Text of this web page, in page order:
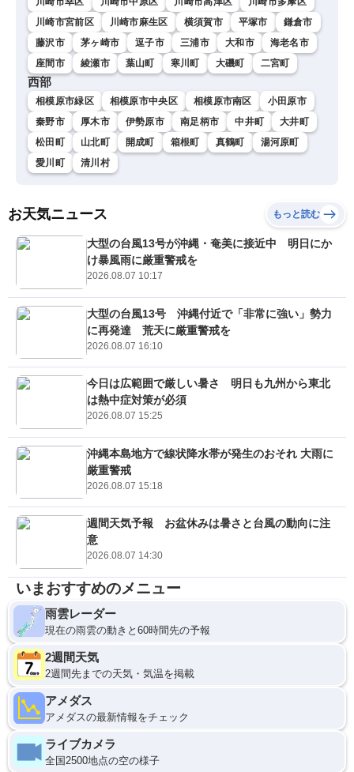
川崎市宮前区
川崎市麻生区 横須賀市 平塚市
鎌倉市
藤沢市
茅ヶ崎市 逗子市 三浦市 大和市
海老名市
座間市
綾瀬市 葉山町 寒川町 大磯町 二宮町
西部
相模原市緑区 相模原市中央区 相模原市南区
小田原市
秦野市
厚木市 伊勢原市 南足柄市 中井町
大井町
松田町
山北町 開成町 箱根町 真鶴町
湯河原町
愛川町
清川村
お天気ニュース もっと読む
大型の台風13号が沖縄・奄美に接近中 明日にか
け暴風雨に厳重警戒を
2026.08.07 10:17
大型の台風13号 沖縄付近で「非常に強い」勢力
に再発達 荒天に厳重警戒を
2026.08.07 16:10
今日は広範囲で厳しい暑さ 明日も九州から東北
は熱中症対策が必須
2026.08.07 15:25
沖縄本島地方で線状降水帯が発生のおそれ 大雨に
厳重警戒
2026.08.07 15:18
週間天気予報 お盆休みは暑さと台風の動向に注
意
2026.08.07 14:30
いまおすすめのメニュー
雨雲レーダー
現在の雨雲の動きと60時間先の予報
2週間天気
2週間先までの天気・気温を掲載
アメダス
アメダスの最新情報をチェック
ライブカメラ
全国2500地点の空の様子